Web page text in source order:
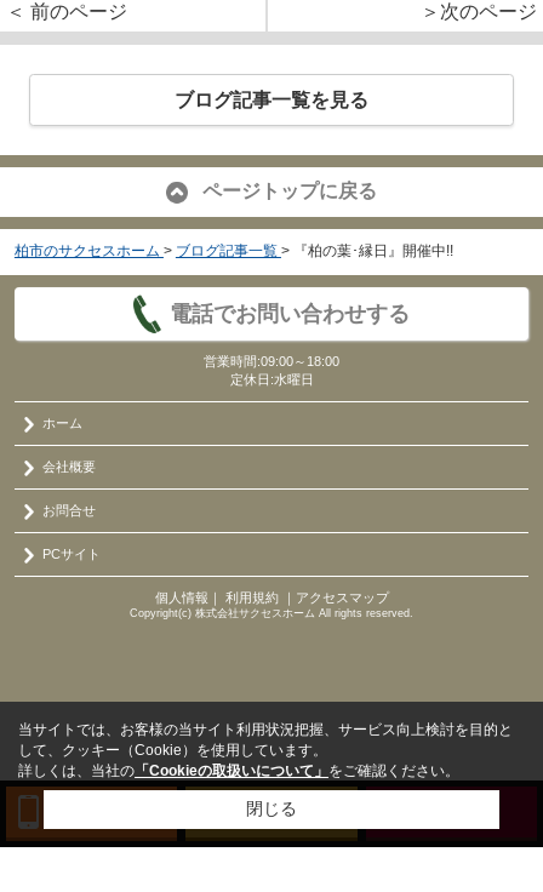
＜ 前のページ
＞次のページ
ブログ記事一覧を見る
ページトップに戻る
柏市のサクセスホーム > ブログ記事一覧 > 『柏の葉･縁日』開催中!!
電話でお問い合わせする
営業時間:09:00～18:00
定休日:水曜日
ホーム
会社概要
お問合せ
PCサイト
個人情報 ｜ 利用規約｜ アクセスマップ
Copyright(c) 株式会社サクセスホーム All rights reserved.
来店予約
当サイトでは、お客様の当サイト利用状況把握、サービス向上検討を目的と
して、クッキー（Cookie）を使用しています。
詳しくは、当社の 「Cookieの取扱いについて」 をご確認ください。
閉じる